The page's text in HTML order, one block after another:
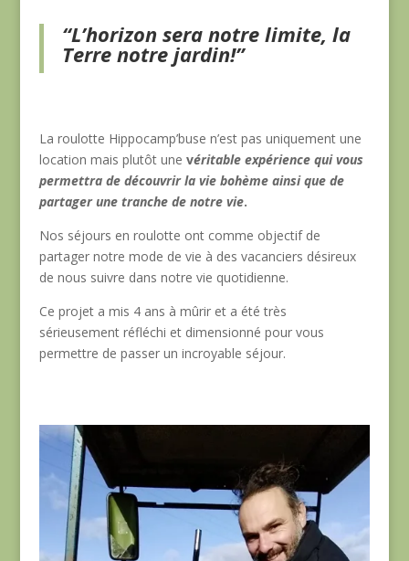
“L’horizon sera notre limite, la
Terre notre jardin!”
La roulotte Hippocamp’buse n’est pas uniquement une
location mais plutôt une véritable expérience qui vous
permettra de découvrir la vie bohème ainsi que de
partager une tranche de notre vie.
Nos séjours en roulotte ont comme objectif de
partager notre mode de vie à des vacanciers désireux
de nous suivre dans notre vie quotidienne.
Ce projet a mis 4 ans à mûrir et a été très
sérieusement réfléchi et dimensionné pour vous
permettre de passer un incroyable séjour.